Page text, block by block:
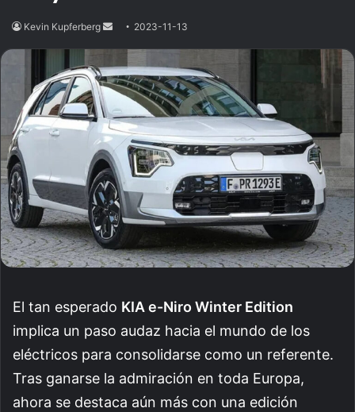
Kevin Kupferberg
Send
email
2023-11-13
El tan esperado KIA e-Niro Winter Edition
implica un paso audaz hacia el mundo de los
eléctricos para consolidarse como un referente.
Tras ganarse la admiración en toda Europa,
ahora se destaca aún más con una edición